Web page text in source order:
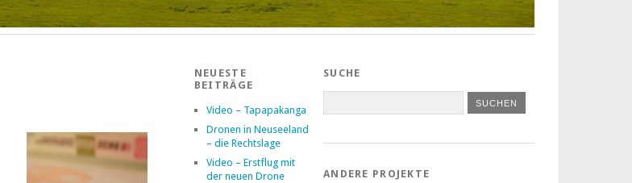
NEUESTE
BEITRÄGE
Video – Tapapakanga
Dronen in Neuseeland
– die Rechtslage
Video – Erstflug mit
der neuen Drone
SUCHE
ANDERE PROJEKTE